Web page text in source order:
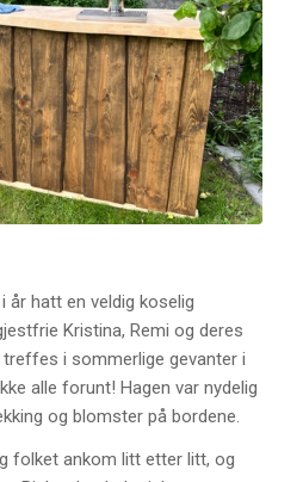
år hatt en veldig koselig
Kristina, Remi og deres
treffes i sommerlige gevanter i
alle forunt! Hagen var nydelig
og blomster på bordene.
folket ankom litt etter litt, og